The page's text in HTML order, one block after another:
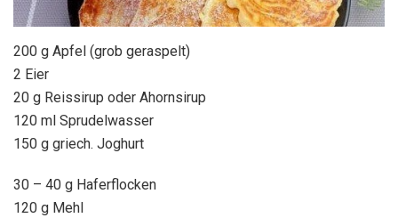
200 g Apfel (grob geraspelt)
2 Eier
20 g Reissirup oder Ahornsirup
120 ml Sprudelwasser
150 g griech. Joghurt
30 – 40 g Haferflocken
120 g Mehl